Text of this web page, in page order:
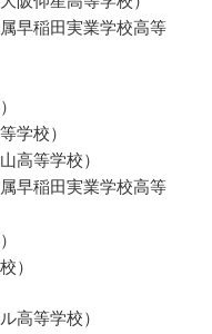
早稲田実業学校高等
学校）
高等学校）
早稲田実業学校高等
）
高等学校）